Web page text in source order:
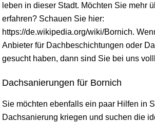
leben in dieser Stadt. Möchten Sie mehr
erfahren? Schauen Sie hier:
https://de.wikipedia.org/wiki/Bornich.
Anbieter für Dachbeschichtungen oder
gesucht haben, dann sind Sie bei uns
Dachsanierungen für Bornich
Sie möchten ebenfalls ein paar Hilfen in
Dachsanierung kriegen und suchen die